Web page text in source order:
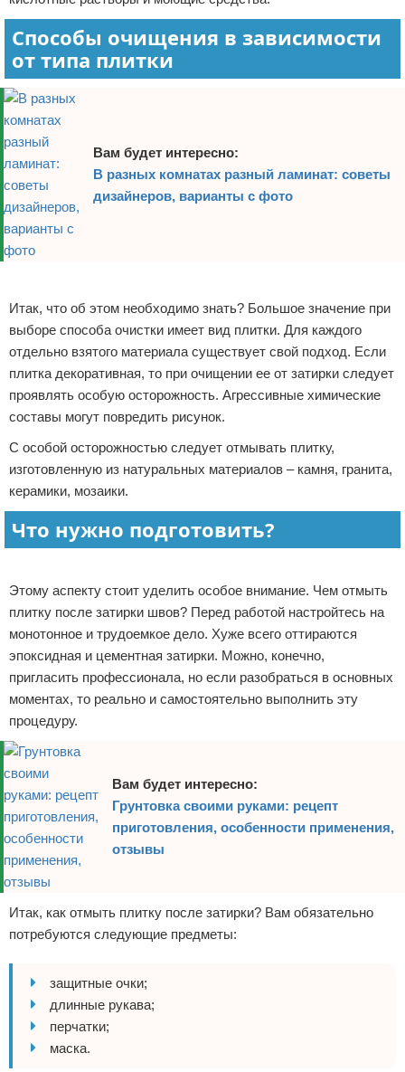
Способы очищения в зависимости
от типа плитки
Вам будет интересно:
В разных комнатах разный ламинат: советы
дизайнеров, варианты с фото
Итак, что об этом необходимо знать? Большое значение при
выборе способа очистки имеет вид плитки. Для каждого
отдельно взятого материала существует свой подход. Если
плитка декоративная, то при очищении ее от затирки следует
проявлять особую осторожность. Агрессивные химические
составы могут повредить рисунок.
С особой осторожностью следует отмывать плитку,
изготовленную из натуральных материалов – камня, гранита,
керамики, мозаики.
Что нужно подготовить?
Этому аспекту стоит уделить особое внимание. Чем отмыть
плитку после затирки швов? Перед работой настройтесь на
монотонное и трудоемкое дело. Хуже всего оттираются
эпоксидная и цементная затирки. Можно, конечно,
пригласить профессионала, но если разобраться в основных
моментах, то реально и самостоятельно выполнить эту
процедуру.
Вам будет интересно:
Грунтовка своими руками: рецепт
приготовления, особенности применения,
отзывы
Итак, как отмыть плитку после затирки? Вам обязательно
потребуются следующие предметы:
защитные очки;
длинные рукава;
перчатки;
маска.